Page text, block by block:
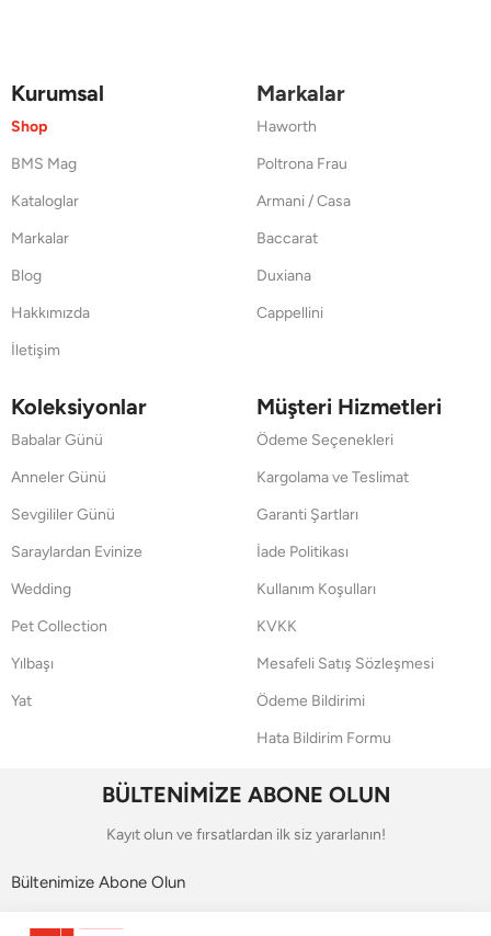
Kurumsal
Shop
BMS Mag
Kataloglar
Markalar
Blog
Hakkımızda
İletişim
Markalar
Haworth
Poltrona Frau
Armani / Casa
Baccarat
Duxiana
Cappellini
Koleksiyonlar
Babalar Günü
Anneler Günü
Sevgililer Günü
Saraylardan Evinize
Wedding
Pet Collection
Yılbaşı
Yat
Müşteri Hizmetleri
Ödeme Seçenekleri
Kargolama ve Teslimat
Garanti Şartları
İade Politikası
Kullanım Koşulları
KVKK
Mesafeli Satış Sözleşmesi
Ödeme Bildirimi
Hata Bildirim Formu
BÜLTENİMİZE ABONE OLUN
Kayıt olun ve fırsatlardan ilk siz yararlanın!
Bültenimize Abone Olun